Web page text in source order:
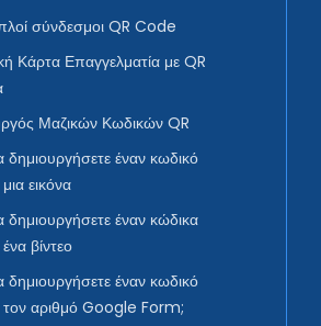
σύνδεσμοι QR Code
Κάρτα Επαγγελματία με QR
Μαζικών Κωδικών QR
έναν κωδικό
εικόνα
έναν κώδικα
βίντεο
έναν κωδικό
τον αριθμό Google Form;